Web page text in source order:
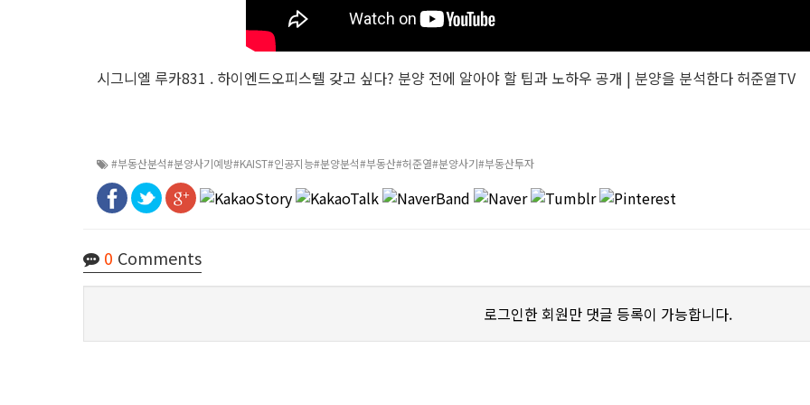
시그니엘 루카831 . 하이엔드오피스텔 갖고 싶다? 분양 전에 알아야 할 팁과 노하우 공개 | 분양을 분석한다 허준열TV
#부동산분석#분양사기예방#KAIST#인공지능#분양분석#부동산#허준열#분양사기#부동산투자
0 Comments
로그인한 회원만 댓글 등록이 가능합니다.